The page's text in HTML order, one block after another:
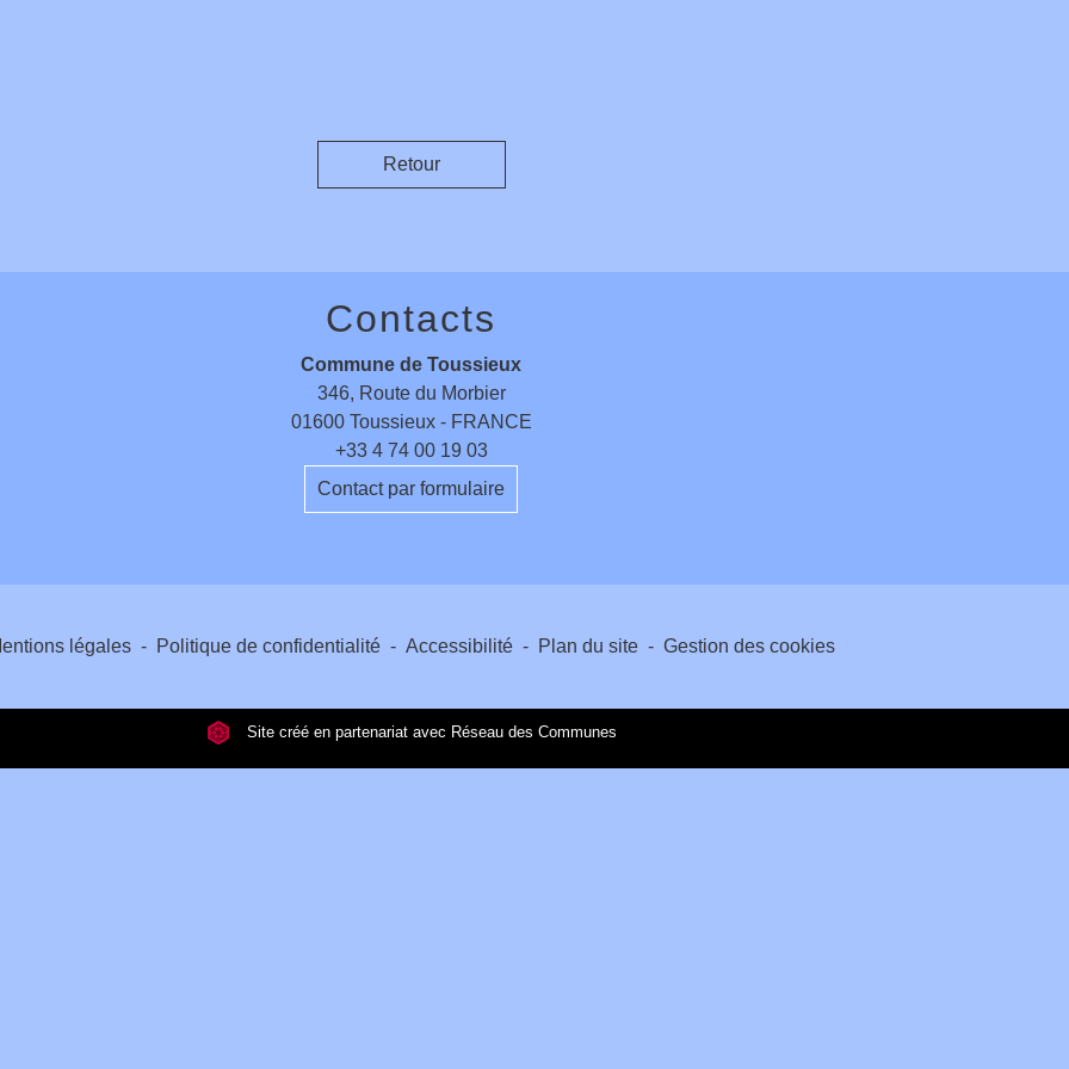
Retour
Contacts
Commune de Toussieux
346, Route du Morbier
01600 Toussieux - FRANCE
+33 4 74 00 19 03
Contact par formulaire
légales - Politique de confidentialité - Accessibilité - Plan du site - Gestion des cookies
Site créé en partenariat avec Réseau des Communes